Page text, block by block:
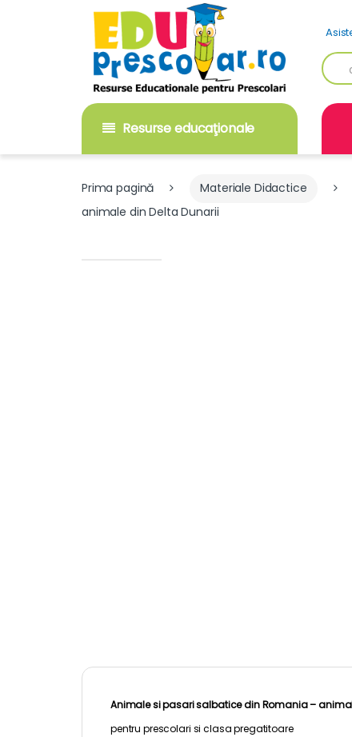
for:
Resurse educaţionale
Prima pagină Materiale Didactice
animale din Delta Dunarii
Animale si pasari salbatice din Romania –
pentru prescolari si clasa pregatitoare